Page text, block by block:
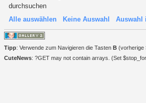
durchsuchen
Alle auswählen
Keine Auswahl Auswahl
Tipp: Verwende zum Navigieren die Tasten B (vorherige
CuteNews: ?GET may not contain arrays. (Set